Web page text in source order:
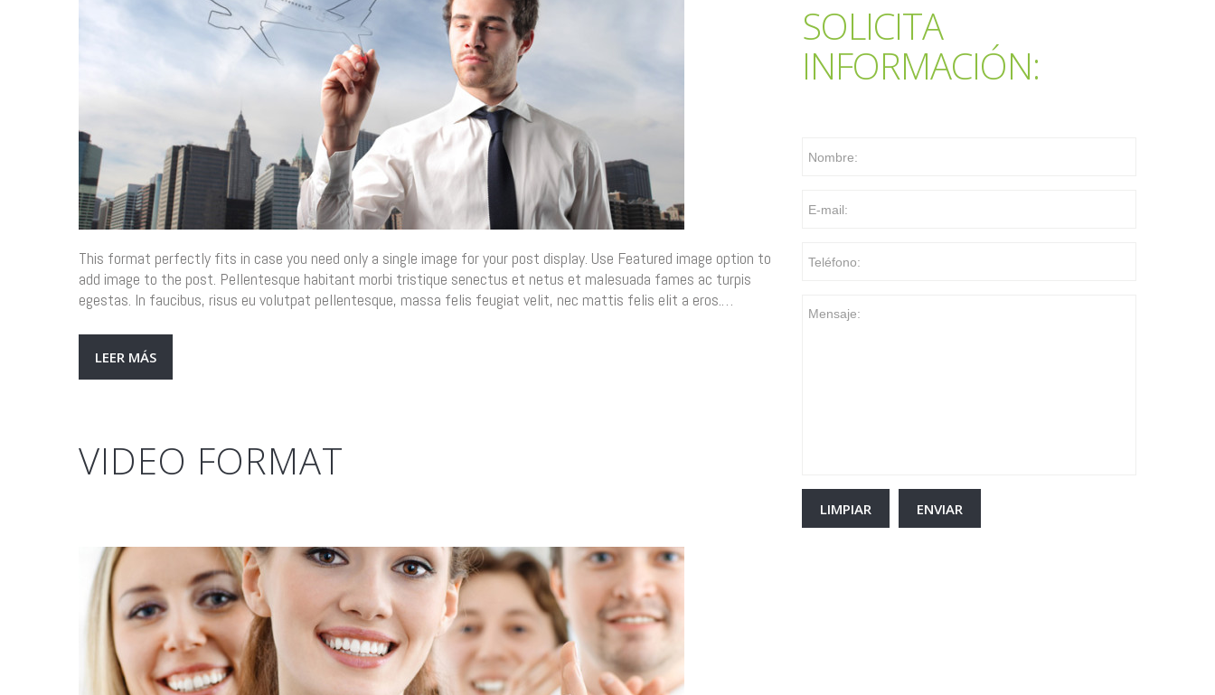
This format perfectly fits in case you need only a single image for your post display. Use Featured image option to
add image to the post. Pellentesque habitant morbi tristique senectus et netus et malesuada fames ac turpis
egestas. In faucibus, risus eu volutpat pellentesque, massa felis feugiat velit, nec mattis felis elit a eros.…
LEER MÁS
VIDEO FORMAT
SOLICITA
INFORMACIÓN: